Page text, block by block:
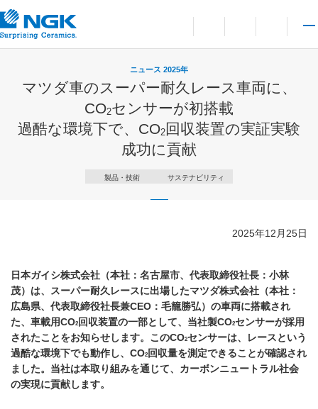
言語切り替えメニュー
サイト内検索を開
お問い合わせ
メイ
ニュース 2025年
マツダ車のスーパー耐久レース車両に、
CO2センサーが初搭載
過酷な環境下で、CO2 回収装置の実証実験
成功に貢献
製品・技術 サステナビリティ
2025年12月25日
日本ガイシ株式会社（本社：名古屋市、代表取締役社長：小林
茂）は、スーパー耐久レースに出場したマツダ株式会社（本社：
広島県、代表取締役社長兼CEO：毛籠勝弘）の車両に搭載され
た、車載用CO2回収装置の一部として、当社製CO2センサーが採用
されたことをお知らせします。このCO2センサーは、レースという
過酷な環境下でも動作し、CO2回収量を測定できることが確認され
ました。当社は本取り組みを通じて、カーボンニュートラル社会
の実現に貢献します。